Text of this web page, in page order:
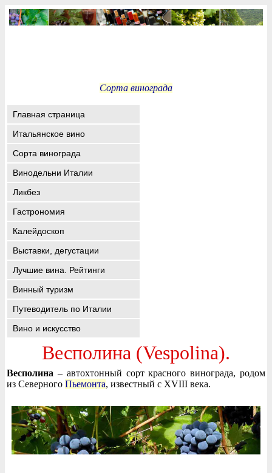
Сорта винограда
Главная страница
Итальянское вино
Сорта винограда
Винодельни Италии
Ликбез
Гастрономия
Калейдоскоп
Выставки, дегустации
Лучшие вина. Рейтинги
Винный туризм
Путеводитель по Италии
Вино и искусство
Весполина (Vespolina).
Весполина – автохтонный сорт красного винограда, родом
из Северного Пьемонта, известный с XVIII века.